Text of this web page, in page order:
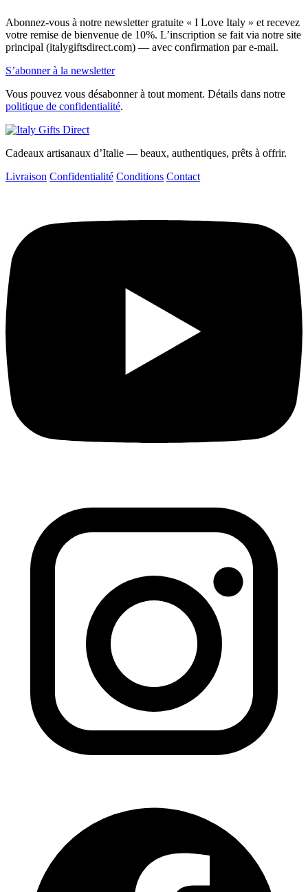
Abonnez-vous à notre newsletter gratuite « I Love Italy » et recevez
votre remise de bienvenue de 10%. L’inscription se fait via notre site
principal (italygiftsdirect.com) — avec confirmation par e-mail.
S’abonner à la newsletter
Vous pouvez vous désabonner à tout moment. Détails dans notre
politique de confidentialité.
Cadeaux artisanaux d’Italie — beaux, authentiques, prêts à offrir.
Livraison Confidentialité Conditions Contact